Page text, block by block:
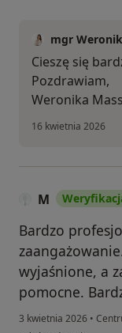
mgr
Cieszę się
Pozdrawiam,
Weronika
16 kwietnia 2026
M
Bardzo
wyjaśnione, a
pomocne.
3 kwietnia 2026 •